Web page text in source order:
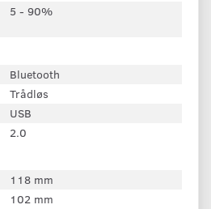
5 - 90%
Bluetooth
Trådløs
USB
2.0
118 mm
102 mm